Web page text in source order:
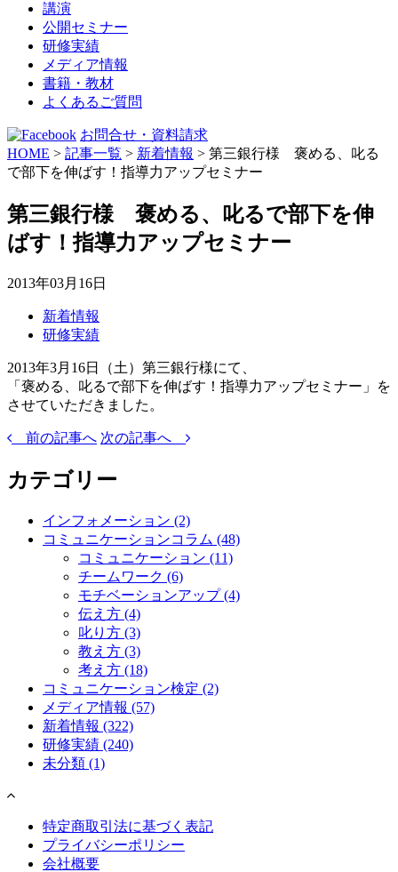
講演
公開セミナー
研修実績
メディア情報
書籍・教材
よくあるご質問
お問合せ・資料請求
HOME > 記事一覧 > 新着情報 > 第三銀行様 褒める、叱る
で部下を伸ばす！指導力アップセミナー
第三銀行様 褒める、叱るで部下を伸
ばす！指導力アップセミナー
2013年03月16日
新着情報
研修実績
2013年3月16日（土）第三銀行様にて、
「褒める、叱るで部下を伸ばす！指導力アップセミナー」を
させていただきました。
前の記事へ 次の記事へ
カテゴリー
インフォメーション (2)
コミュニケーションコラム (48)
コミュニケーション (11)
チームワーク (6)
モチベーションアップ(4)
伝え方 (4)
叱り方 (3)
教え方 (3)
考え方 (18)
コミュニケーション検定 (2)
メディア情報 (57)
新着情報 (322)
研修実績 (240)
未分類 (1)
特定商取引法に基づく表記
プライバシーポリシー
会社概要